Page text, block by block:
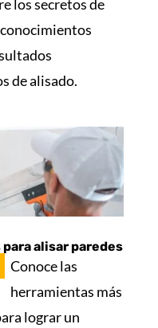
los secretos de
de alisado.
alisar paredes
Conoce las
herramientas más
lograr un